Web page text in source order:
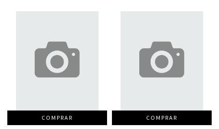
COMPRAR COMPRAR